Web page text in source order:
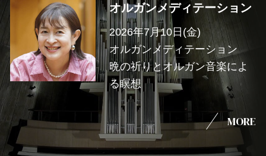
オルガンメディテーション
2026年7月10日(金)
オルガンメディテーション
晩の祈りとオルガン音楽によ
る瞑想
MORE